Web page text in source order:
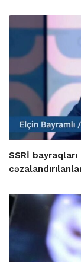
SSRİ